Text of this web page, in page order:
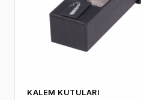
KALEM KUTULARI